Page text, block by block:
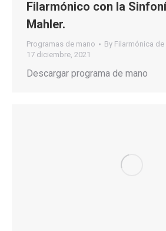
Filarmónico con la
Mahler.
Programas de mano By Filarmónica
17 diciembre, 2021
Descargar programa de mano